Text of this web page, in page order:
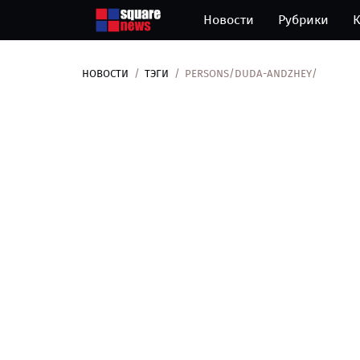
Новости Рубрики
НОВОСТИ ТЭГИ PERSONS/DUDA-ANDZHEY/